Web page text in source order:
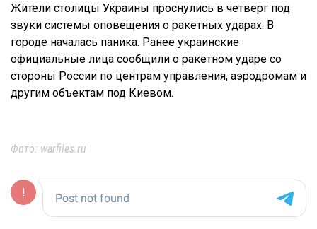
Жители столицы Украины проснулись в четверг под
звуки системы оповещения о ракетных ударах. В
городе началась паника. Ранее украинские
официальные лица сообщили о ракетном ударе со
стороны России по центрам управления, аэродромам и
другим объектам под Киевом.
Фото: warfiles.ru